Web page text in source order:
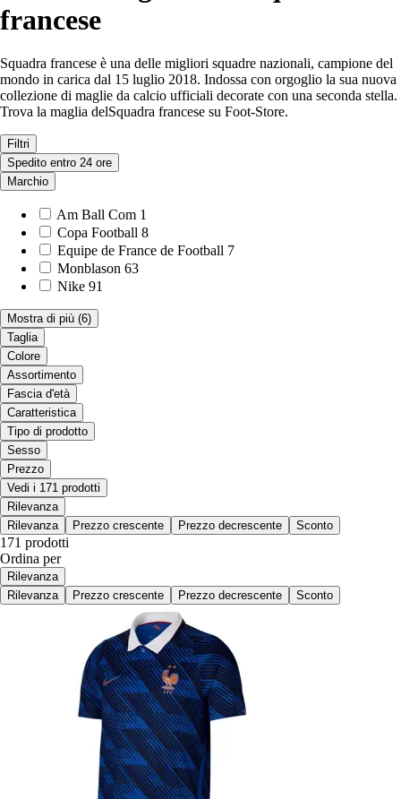
francese
Squadra francese è una delle migliori squadre nazionali, campione del
mondo in carica dal 15 luglio 2018. Indossa con orgoglio la sua nuova
collezione di maglie da calcio ufficiali decorate con una seconda stella.
Trova la maglia delSquadra francese su Foot-Store.
Filtri
Spedito entro 24 ore
Marchio
Am Ball Com 1
Copa Football 8
Equipe de France de Football 7
Monblason 63
Nike 91
Mostra di più (6)
Taglia
Colore
Assortimento
Fascia d'età
Caratteristica
Tipo di prodotto
Sesso
Prezzo
Vedi i 171 prodotti
Rilevanza
Rilevanza
Prezzo crescente Prezzo decrescente Sconto
171 prodotti
Ordina per
Rilevanza
Rilevanza
Prezzo crescente Prezzo decrescente Sconto